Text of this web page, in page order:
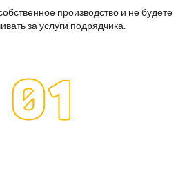
производство и не будете
за услуги подрядчика.